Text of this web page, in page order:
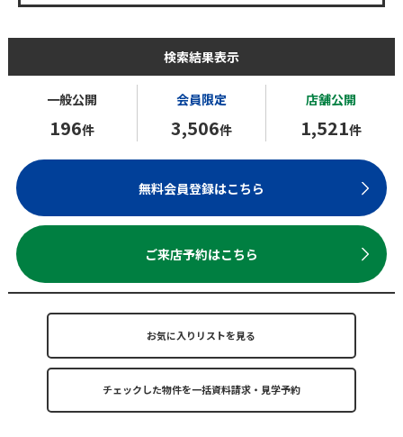
検索結果表示
一般公開
196件
会員限定
3,506件
店舗公開
1,521件
無料会員登録はこちら
ご来店予約はこちら
お気に入りリストを見る